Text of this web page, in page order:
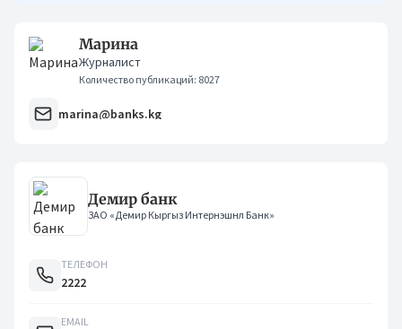
Марина
Журналист
Количество публикаций: 8027
marina@banks.kg
Демир банк
ЗАО «Демир Кыргыз Интернэшнл Банк»
ТЕЛЕФОН
2222
EMAIL